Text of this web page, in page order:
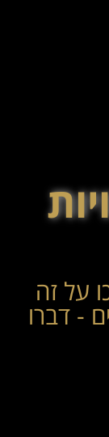
על זה
- דברו